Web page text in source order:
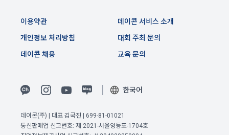
령 및 본 약관에서 정한 바에 의한다.
2. “회사”는 이용계약과 서비스의 원활한 이행을 위하여 “개인회
원” 및 “인재회원”이 “서비스”를 이용하며 제공·생산한 정보를
수집할 수 있다.
다. 다만 그 경우에는 일정 부분 서비스의 이용이 제한될 수 있
확인
4) 오프라인에서 진행되는 이벤트, 세미나, 시상식 등에서 서면
받을 수 있으며, 이러한 경우에는 정보통신망법에 따라 제휴사
제공합니다.
확인
확인
이용약관
개인정보 처리방침
대회 주최 문의
교육 문의
데이콘 서비스 소개
데이콘 채용
한국어
데이콘(주) | 대표 김국진 | 699-81-01021
통신판매업 신고번호: 제 2021-서울영등포-1704호